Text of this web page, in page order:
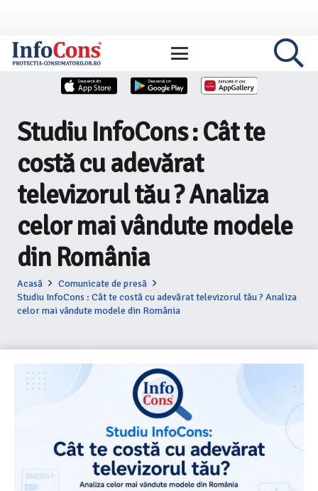
Studiu InfoCons : Cât te
costă cu adevărat
televizorul tău ? Analiza
celor mai vândute modele
din România
Acasă
Comunicate de presă
Studiu InfoCons : Cât te costă cu adevărat televizorul tău ? Analiza
celor mai vândute modele din România